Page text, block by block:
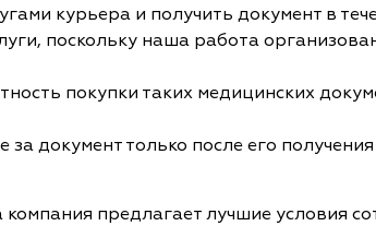
курьера и получить документ в
поскольку наша работа
покупки таких медицинских
документ только после его
предлагает лучшие условия